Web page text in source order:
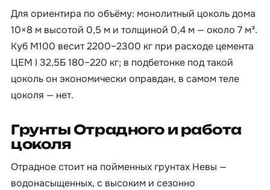
Для ориентира по объёму: монолитный цоколь дома
10×8 м высотой 0,5 м и толщиной 0,4 м — около 7 м³.
Куб М100 весит 2200–2300 кг при расходе цемента
ЦЕМ I 32,5Б 180–220 кг; в подбетонке под такой
цоколь он экономически оправдан, в самом теле
цоколя — нет.
Грунты Отрадного и работа
цоколя
Отрадное стоит на пойменных грунтах Невы —
водонасыщенных, с высоким и сезонно